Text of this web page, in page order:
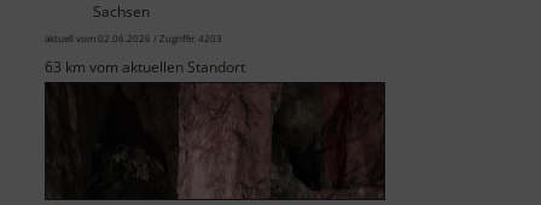
Sachsen
aktuell vom 02.06.2026 / Zugriffe: 4203
63 km vom aktuellen Standort